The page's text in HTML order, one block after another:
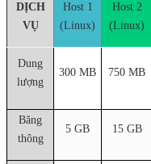
DỊCH
VỤ
Host 1
(Linux)
Host 2
(Linux)
Dung
lượng
300 MB 750 MB
Băng
thông
5 GB 15 GB